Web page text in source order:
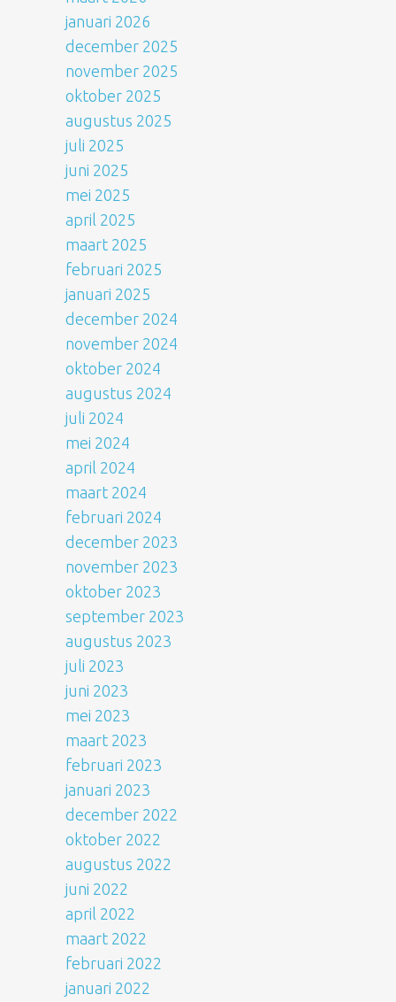
januari 2026
december 2025
november 2025
oktober 2025
augustus 2025
juli 2025
juni 2025
mei 2025
april 2025
maart 2025
februari 2025
januari 2025
december 2024
november 2024
oktober 2024
augustus 2024
juli 2024
mei 2024
april 2024
maart 2024
februari 2024
december 2023
november 2023
oktober 2023
september 2023
augustus 2023
juli 2023
juni 2023
mei 2023
maart 2023
februari 2023
januari 2023
december 2022
oktober 2022
augustus 2022
juni 2022
april 2022
maart 2022
februari 2022
januari 2022